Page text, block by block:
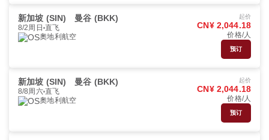
新加坡 (SIN) 曼谷 (BKK)
8/2周日 直飞
奧地利航空
起价
CN¥ 2,044.18
价格/人
预订
新加坡 (SIN) 曼谷 (BKK)
8/8周六 直飞
奧地利航空
起价
CN¥ 2,044.18
价格/人
预订